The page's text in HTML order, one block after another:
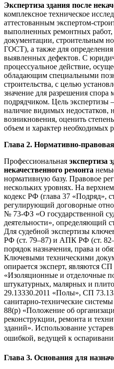
Экспертиза здания после
комплексное техническое
аттестованным экспертом-
выполненных ремонтных работ,
документации, строительным
ГОСТ), а также для
выявленных дефектов. С
процессуальное действие,
обладающим специальными
строительства, с целью
значение для разрешения спора
подрядчиком. Цель экспертизы
наличие видимых недостатков,
возникновения, оценить
объем и характер необходимых
Глава 2. Нормативно-
Профессиональная экспертиза
некачественного ремонта
нормативную базу. Правовое
нескольких уровнях. На
кодекс РФ (глава 37 «Подряд»,
регулирующий договорные
№ 73-ФЗ «О государственной
деятельности», определяющий
Для судебной экспертизы
РФ (ст. 79–87) и АПК РФ (ст.
порядок назначения, права и
Ключевыми техническими
опирается эксперт, являются
«Изоляционные и отделочные
штукатурных, малярных и
29.13330.2011 «Полы», СП
санитарно-технические
88(р) «Положение об
реконструкции, ремонта и
зданий». Использование
ошибкой, ведущей к
Глава 3. Основания для